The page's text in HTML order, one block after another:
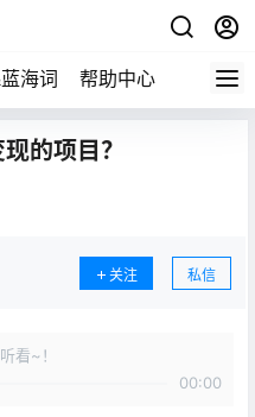
海词 帮助中心
的项目？
关注 私信
看~！
00:00